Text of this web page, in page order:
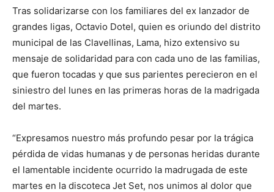
Tras solidarizarse con los familiares del ex lanzador de
grandes ligas, Octavio Dotel, quien es oriundo del distrito
municipal de las Clavellinas, Lama, hizo extensivo su
mensaje de solidaridad para con cada uno de las familias,
que fueron tocadas y que sus parientes perecieron en el
siniestro del lunes en las primeras horas de la madrigada
del martes.
“Expresamos nuestro más profundo pesar por la trágica
pérdida de vidas humanas y de personas heridas durante
el lamentable incidente ocurrido la madrugada de este
martes en la discoteca Jet Set, nos unimos al dolor que